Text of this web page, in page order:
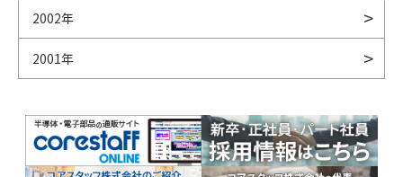
2002年
2001年